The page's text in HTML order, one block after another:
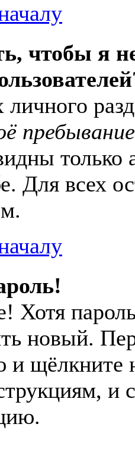
чтобы я
личного
только
Для всех
Хотя
новый.
и щёлкните
и